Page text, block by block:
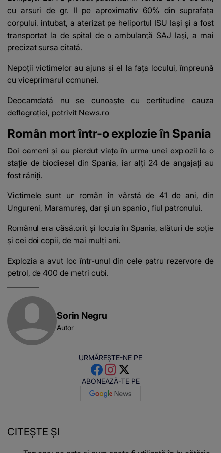
cu arsuri de gr. II pe aproximativ 60% din suprafaţa
corpului, intubat, a aterizat pe heliportul ISU Iaşi şi a fost
transportat la de spital de o ambulanţă SAJ Iaşi, a mai
precizat sursa citată.
Nepoții victimelor au ajuns și el la fața locului, împreună
cu viceprimarul comunei.
Deocamdată nu se cunoaşte cu certitudine cauza
deflagraţiei, potrivit News.ro.
Român mort într-o explozie în Spania
Doi oameni și-au pierdut viața în urma unei explozii la o
stație de biodiesel din Spania, iar alți 24 de angajați au
fost răniți.
Victimele sunt un român în vârstă de 41 de ani, din
Ungureni, Maramureș, dar și un spaniol, fiul patronului.
Românul era căsătorit și locuia în Spania, alături de soție
și cei doi copii, de mai mulți ani.
Explozia a avut loc într-unul din cele patru rezervore de
petrol, de 400 de metri cubi.
Sorin Negru
Autor
URMĂREȘTE-NE PE
ABONEAZĂ-TE PE
CITEȘTE ȘI